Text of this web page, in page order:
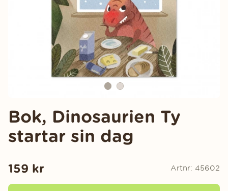
Bok, Dinosaurien Ty
startar sin dag
159 kr Artnr: 45602